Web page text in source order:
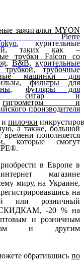
зажигалки MYON
Pierre
, курительные
таких как –
трубки Falcon со
,B&B,курительные
,трубочные
машинки для
,фильтры для
, футляры для
сигар и
гигрометры и
производителя
и пилочки
а также, большой
пополняется
которые смогут
в Европе в
магазине
миру, на Украине,
на
или розничный
СКИДКАМ, -20 % на
и розничным
и другим
обратившись по